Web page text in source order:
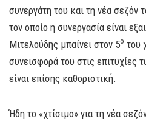
συνεργάτη του και τη νέα σεζόν
τον οποίο η συνεργασία είναι
Μιτελούδης μπαίνει στον 5ο του
συνεισφορά του στις επιτυχίες
είναι επίσης καθοριστική.
Ήδη το «χτίσιμο» για τη νέα